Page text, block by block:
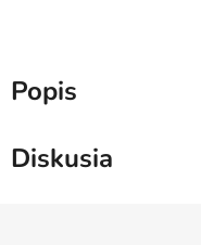
Popis
Diskusia